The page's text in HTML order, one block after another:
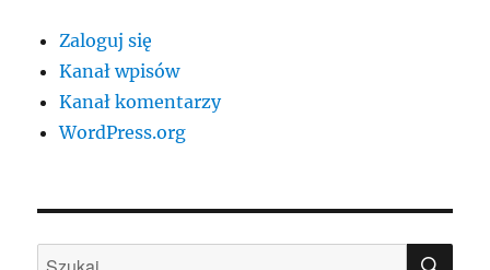
Zaloguj się
Kanał wpisów
Kanał komentarzy
WordPress.org
Szukaj: